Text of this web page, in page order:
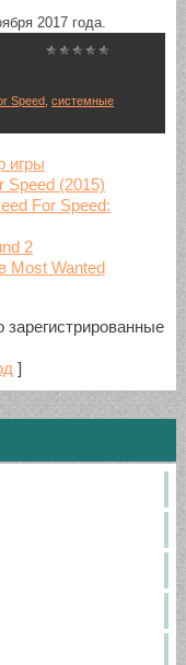
2017 года.
Speed, системные
игры
Speed (2015)
For Speed:
2
Most Wanted
зарегистрированные
]